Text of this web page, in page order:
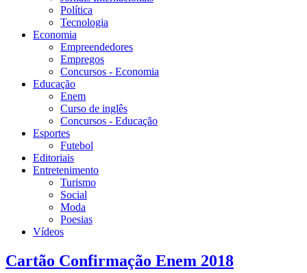
Política
Tecnologia
Economia
Empreendedores
Empregos
Concursos - Economia
Educação
Enem
Curso de inglês
Concursos - Educação
Esportes
Futebol
Editoriais
Entretenimento
Turismo
Social
Moda
Poesias
Vídeos
Cartão Confirmação Enem 2018